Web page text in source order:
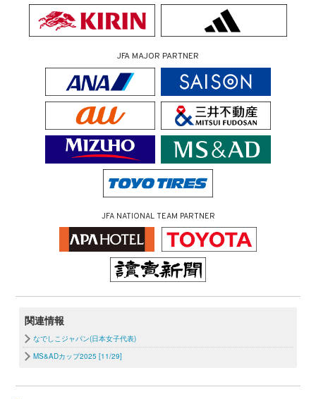
JFA MAJOR PARTNER
JFA NATIONAL TEAM PARTNER
関連情報
なでしこジャパン(日本女子代表)
MS&ADカップ2025 [11/29]